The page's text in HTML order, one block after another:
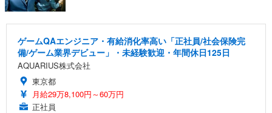
ゲームQAエンジニア・有給消化率高い「正社員/社会保険完
備/ゲーム業界デビュー」・未経験歓迎・年間休日125日
AQUARIUS株式会社
東京都
月給29万8,100円～60万円
正社員